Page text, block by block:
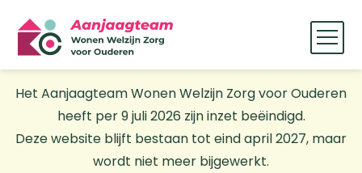
Het Aanjaagteam Wonen Welzijn Zorg voor Ouderen
heeft per 9 juli 2026 zijn inzet beëindigd.
Deze website blijft bestaan tot eind april 2027, maar
wordt niet meer bijgewerkt.